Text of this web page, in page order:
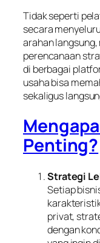
Tidak seperti
secara
arahan
perencanaan
di berbagai
usaha bisa
sekaligus
Penting?
Strategi
Setiap
privat,
dengan